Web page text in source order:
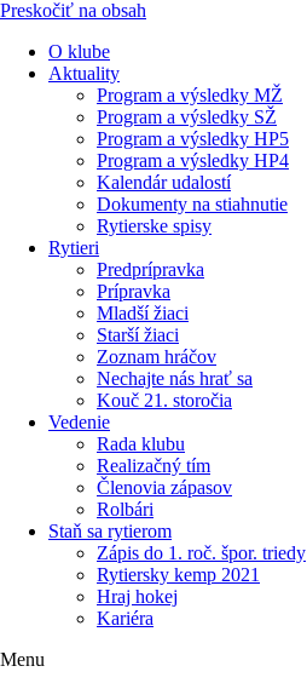
Preskočiť na obsah
O klube
Aktuality
Program a výsledky MŽ
Program a výsledky SŽ
Program a výsledky HP5
Program a výsledky HP4
Kalendár udalostí
Dokumenty na stiahnutie
Rytierske spisy
Rytieri
Predprípravka
Prípravka
Mladší žiaci
Starší žiaci
Zoznam hráčov
Nechajte nás hrať sa
Kouč 21. storočia
Vedenie
Rada klubu
Realizačný tím
Členovia zápasov
Rolbári
Staň sa rytierom
Zápis do 1. roč. špor. triedy
Rytiersky kemp 2021
Hraj hokej
Kariéra
Menu